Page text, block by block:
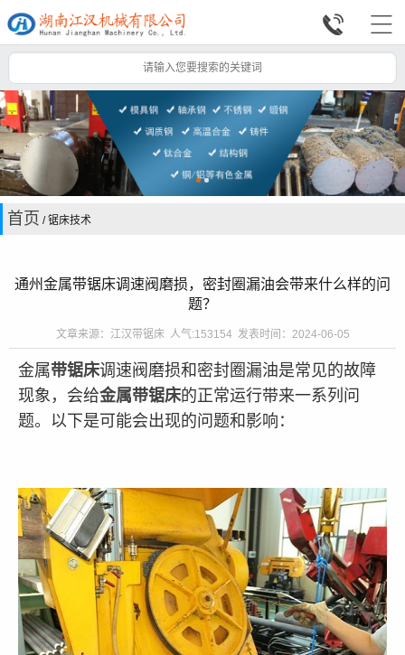


首页 / 锯床技术
通州金属带锯床调速阀磨损，密封圈漏油会带来什么样的问
题？
文章来源：江汉带锯床 人气:153154 发表时间：2024-06-05
金属带锯床调速阀磨损和密封圈漏油是常见的故障
现象，会给金属带锯床的正常运行带来一系列问
题。以下是可能会出现的问题和影响：